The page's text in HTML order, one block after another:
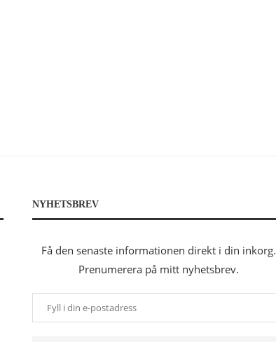
NYHETSBREV
Få den senaste informationen direkt i din inkorg.
Prenumerera på mitt nyhetsbrev.